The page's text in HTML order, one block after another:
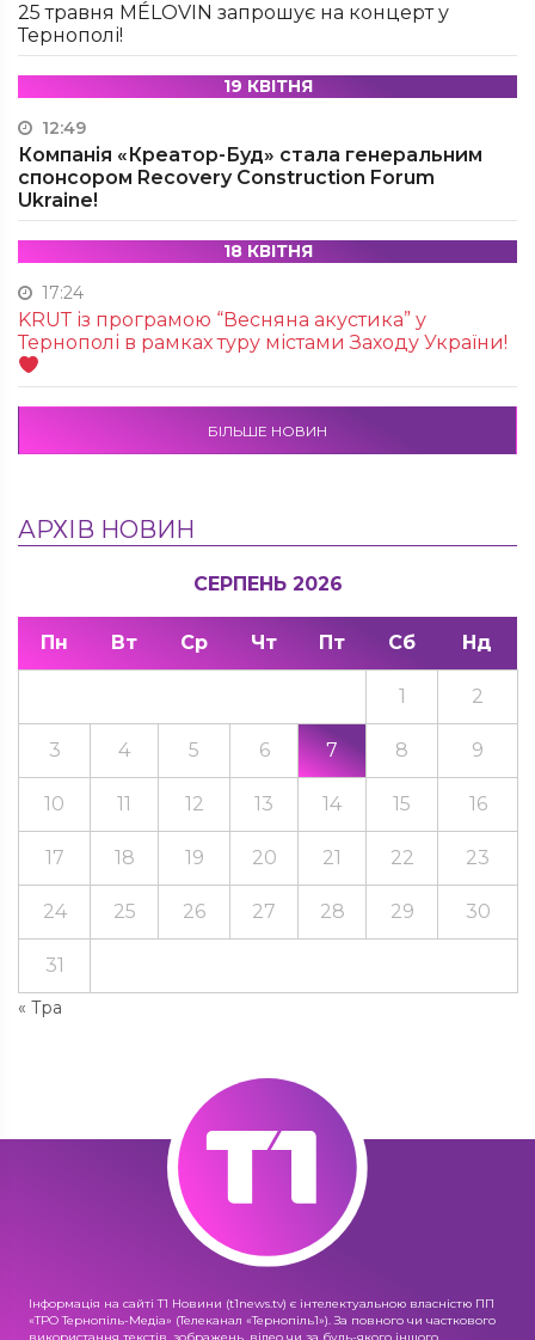
25 травня MÉLOVIN запрошує на концерт у
Тернополі!
19 КВІТНЯ
12:49
Компанія «Креатор-Буд» стала генеральним
спонсором Recovery Construction Forum
Ukraine!
18 КВІТНЯ
17:24
KRUТ із програмою “Весняна акустика” у
Тернополі в рамках туру містами Заходу України!
БІЛЬШЕ НОВИН
АРХІВ НОВИН
СЕРПЕНЬ 2026
Пн Вт Ср Чт Пт Сб Нд
« Тра
1 2
3 4 5 6 7 8 9
10 11 12 13 14 15 16
17 18 19 20 21 22 23
24 25 26 27 28 29 30
31
Інформація на сайті Т1 Новини (t1news.tv) є інтелектуальною власністю ПП
«ТРО Тернопіль-Медіа» (Телеканал «Тернопіль1»). За повного чи часткового
використання текстів, зображень, відео чи за будь-якого іншого